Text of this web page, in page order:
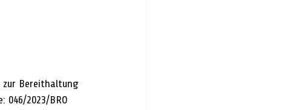
zur Bereithaltung
046/2023/BRO